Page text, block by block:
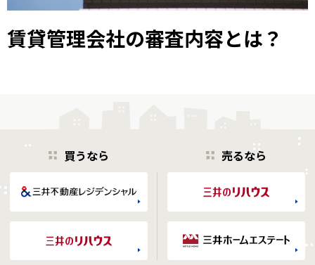
賃貸管理会社の審査内容とは？
買うなら 売るなら